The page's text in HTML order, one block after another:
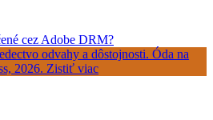
cez Adobe DRM?